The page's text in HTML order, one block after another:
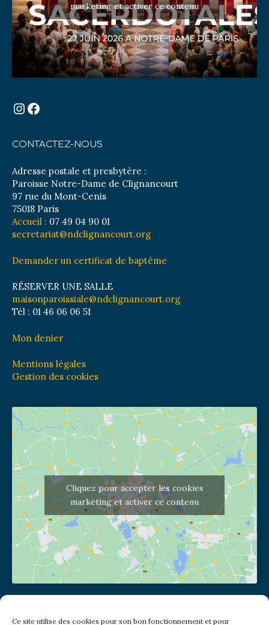
Ce site utilise des cookies pour son bon fonctionnement et pour
marketing et activer ce contenu
Instagram
Facebook
CONTACTEZ-NOUS
Adresse postale et presbytère :
Paroisse Notre-Dame de Clignancourt
97 rue du Mont-Cenis
75018 Paris
Accueil : 07 49 04 90 01
secretariat@ndclignancourt.org
Demander un certificat de baptême
RÉSERVER UNE SALLE
maisonparoissiale@ndclignancourt.org
Tél : 01 46 06 06 51
Mon denier
Mentions légales
Gestion des cookies
Cliquez pour accepter les cookies
marketing et activer ce contenu